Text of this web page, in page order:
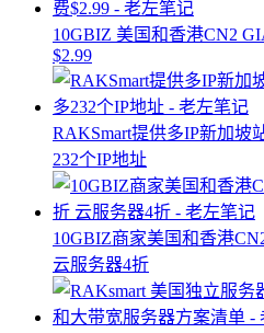
10GBIZ 美国和香港CN2
$2.99
RAKSmart提供多IP新加坡
232个IP地址
10GBIZ商家美国和香港
云服务器4折